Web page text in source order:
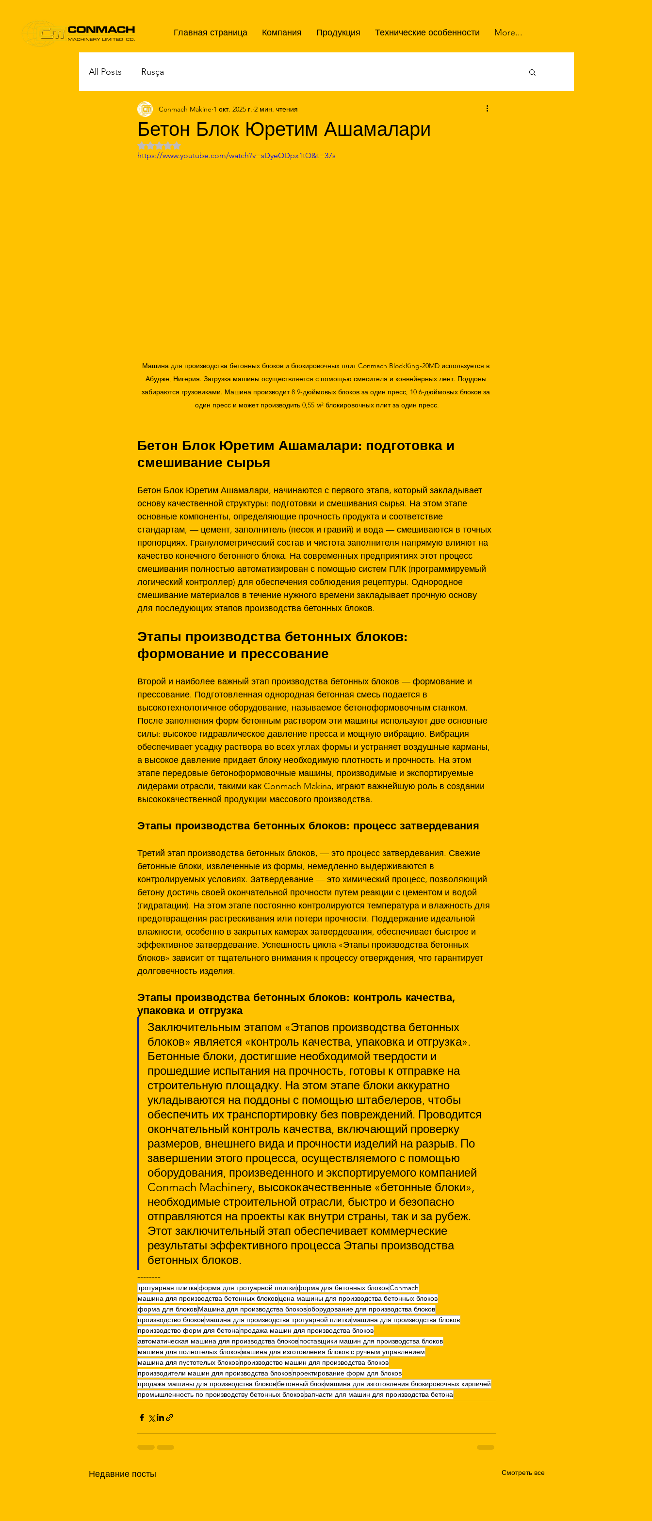
Главная страница Компания Продукция Технические особенности More...
All Posts Rusça
Бетон Блок Юретим Ашамалари
Conmach Makine 1 окт. 2025 г. 2 мин. чтения
Оценка: не число из 5 звезд.
https://www.youtube.com/watch?v=sDyeQDpx1tQ&t=37s
Машина для производства бетонных блоков и блокировочных плит Conmach BlockKing-20MD используется в
Абудже, Нигерия. Загрузка машины осуществляется с помощью смесителя и конвейерных лент. Поддоны
забираются грузовиками. Машина производит 8 9-дюймовых блоков за один пресс, 10 6-дюймовых блоков за
один пресс и может производить 0,55 м² блокировочных плит за один пресс.
Бетон Блок Юретим Ашамалари: подготовка и
смешивание сырья
Бетон Блок Юретим Ашамалари, начинаются с первого этапа, который закладывает
основу качественной структуры: подготовки и смешивания сырья. На этом этапе
основные компоненты, определяющие прочность продукта и соответствие
стандартам, — цемент, заполнитель (песок и гравий) и вода — смешиваются в точных
пропорциях. Гранулометрический состав и чистота заполнителя напрямую влияют на
качество конечного бетонного блока. На современных предприятиях этот процесс
смешивания полностью автоматизирован с помощью систем ПЛК (программируемый
логический контроллер) для обеспечения соблюдения рецептуры. Однородное
смешивание материалов в течение нужного времени закладывает прочную основу
для последующих этапов производства бетонных блоков.
Этапы производства бетонных блоков:
формование и прессование
Второй и наиболее важный этап производства бетонных блоков — формование и
прессование. Подготовленная однородная бетонная смесь подается в
высокотехнологичное оборудование, называемое бетоноформовочным станком.
После заполнения форм бетонным раствором эти машины используют две основные
силы: высокое гидравлическое давление пресса и мощную вибрацию. Вибрация
обеспечивает усадку раствора во всех углах формы и устраняет воздушные карманы,
а высокое давление придает блоку необходимую плотность и прочность. На этом
этапе передовые бетоноформовочные машины, производимые и экспортируемые
лидерами отрасли, такими как Conmach Makina, играют важнейшую роль в создании
высококачественной продукции массового производства.
Этапы производства бетонных блоков: процесс затвердевания
Третий этап производства бетонных блоков, — это процесс затвердевания. Свежие
бетонные блоки, извлеченные из формы, немедленно выдерживаются в
контролируемых условиях. Затвердевание — это химический процесс, позволяющий
бетону достичь своей окончательной прочности путем реакции с цементом и водой
(гидратации). На этом этапе постоянно контролируются температура и влажность для
предотвращения растрескивания или потери прочности. Поддержание идеальной
влажности, особенно в закрытых камерах затвердевания, обеспечивает быстрое и
эффективное затвердевание. Успешность цикла «Этапы производства бетонных
блоков» зависит от тщательного внимания к процессу отверждения, что гарантирует
долговечность изделия.
Этапы производства бетонных блоков: контроль качества,
упаковка и отгрузка
Заключительным этапом «Этапов производства бетонных
блоков» является «контроль качества, упаковка и отгрузка».
Бетонные блоки, достигшие необходимой твердости и
прошедшие испытания на прочность, готовы к отправке на
строительную площадку. На этом этапе блоки аккуратно
укладываются на поддоны с помощью штабелеров, чтобы
обеспечить их транспортировку без повреждений. Проводится
окончательный контроль качества, включающий проверку
размеров, внешнего вида и прочности изделий на разрыв. По
завершении этого процесса, осуществляемого с помощью
оборудования, произведенного и экспортируемого компанией
Conmach Machinery, высококачественные «бетонные блоки»,
необходимые строительной отрасли, быстро и безопасно
отправляются на проекты как внутри страны, так и за рубеж.
Этот заключительный этап обеспечивает коммерческие
результаты эффективного процесса Этапы производства
бетонных блоков.
--------
тротуарная плиткаформа для тротуарной плиткиформа для бетонных блоковConmach
машина для производства бетонных блоковцена машины для производства бетонных блоков
форма для блоковМашина для производства блоковоборудование для производства блоков
производство блоковмашина для производства тротуарной плитки машина для производства блоков
производство форм для бетонапродажа машин для производства блоков
автоматическая машина для производства блоковпоставщики машин для производства блоков
машина для полнотелых блоковмашина для изготовления блоков с ручным управлением
машина для пустотелых блоковпроизводство машин для производства блоков
производители машин для производства блоковпроектирование форм для блоков
продажа машины для производства блоковбетонный блокмашина для изготовления блокировочных кирпичей
промышленность по производству бетонных блоковзапчасти для машин для производства бетона
Недавние посты Смотреть все